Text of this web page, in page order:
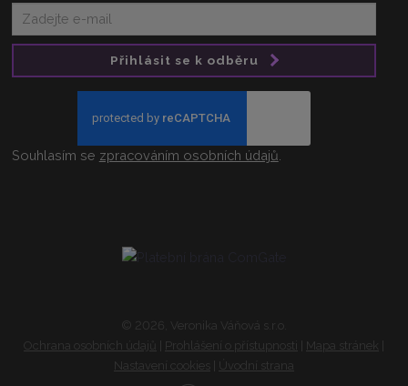
Přihlásit se k odběru
Souhlasím se zpracováním osobních údajů
© 2026, Veronika Váňová s.r.o.
Ochrana osobních údajů
| Prohlášení o přístupnosti | Mapa stránek |
Nastavení cookies
| Úvodní strana